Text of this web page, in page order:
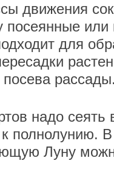
движения
посеянные
для
рассады.
надо
полнолунию.
Луну